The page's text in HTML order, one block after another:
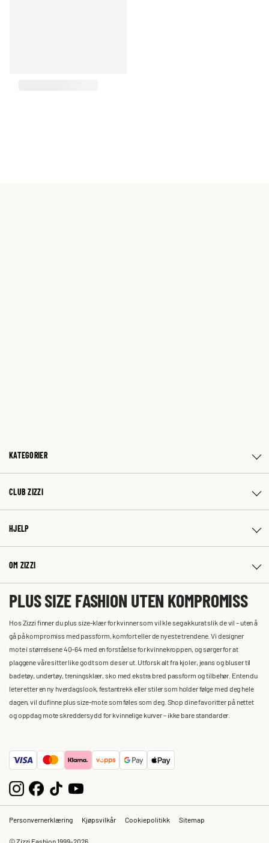
KATEGORIER
CLUB ZIZZI
HJELP
OM ZIZZI
PLUS SIZE FASHION UTEN KOMPROMISS
Hos Zizzi finner du plus size-klær for kvinner som vil kle seg akkurat slik de vil – uten å
gå på kompromiss med passform, komfort eller de nyeste trendene. Vi designer
mote i størrelsene 40–64 med en forståelse for kvinnekroppen, og sørger for at
plaggene våre sitter like godt som de ser ut. Utforsk alt fra kjoler, jeans og bluser til
badetøy, undertøy, treningsklær, sko med ekstra bred passform og tilbehør. Enten du
leter etter en ny hverdagslook, festantrekk eller stiler som holder følge med deg hele
dagen, vil du finne plus size-mote som føles som deg. Shop dine favoritter på nettet
og oppdag mote skreddersydd for kvinnelige kurver – ikke bare standarder.
Personvernerklæring Kjøpsvilkår Cookiepolitikk Sitemap